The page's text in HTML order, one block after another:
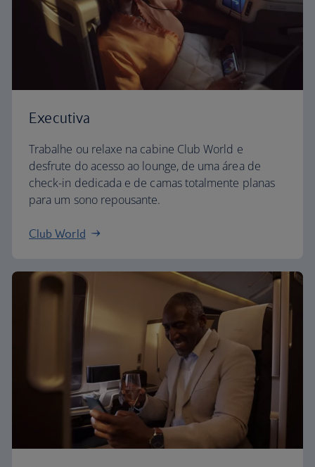
Executiva
Trabalhe ou relaxe na cabine Club World e
desfrute do acesso ao lounge, de uma área de
check-in dedicada e de camas totalmente planas
para um sono repousante.
Club World